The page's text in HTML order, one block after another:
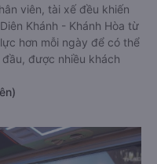
viên, tài xế đều khiến
Khánh - Khánh Hòa từ
hơn mỗi ngày để có thể
được nhiều khách